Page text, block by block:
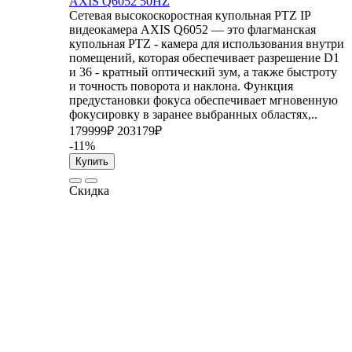
Сетевая высокоскоростная купольная PTZ IP
видеокамера AXIS Q6052 — это флагманская
купольная PTZ - камера для использования внутри
помещений, которая обеспечивает разрешение D1
и 36 - кратный оптический зум, а также быстроту
и точность поворота и наклона. Функция
предустановки фокуса обеспечивает мгновенную
фокусировку в заранее выбранных областях,..
179999₽ 203179₽
-11%
Купить
Скидка